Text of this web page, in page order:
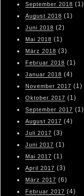
September 2018 (1)
August 2018 (1)
Juni 2018 (2)
Mai 2018 (1)
März 2018 (3)
Februar 2018 (1)
Januar 2018 (4)
November 2017 (1)
Oktober 2017 (1)
September 2017 (1)
August 2017 (4)
Juli 2017 (3)
Juni 2017 (1)
Mai 2017 (1)
April 2017 (3)
März 2017 (6)
Februar 2017 (4)